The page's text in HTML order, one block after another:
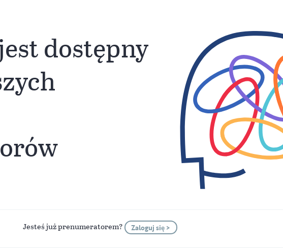
dostępny
Jesteś już prenumeratorem? Zaloguj się >